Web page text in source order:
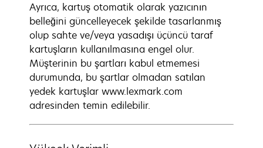
Ayrıca, kartuş otomatik olarak yazıcının
belleğini güncelleyecek şekilde tasarlanmış
olup sahte ve/veya yasadışı üçüncü taraf
kartuşların kullanılmasına engel olur.
Müşterinin bu şartları kabul etmemesi
durumunda, bu şartlar olmadan satılan
yedek kartuşlar www.lexmark.com
adresinden temin edilebilir.